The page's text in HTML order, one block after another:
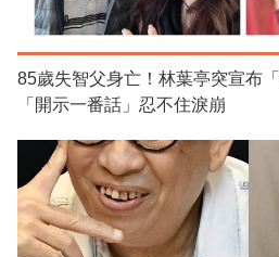
85歲失智父身亡！林葉亭突宣布
「開示一番話」忍不住淚崩